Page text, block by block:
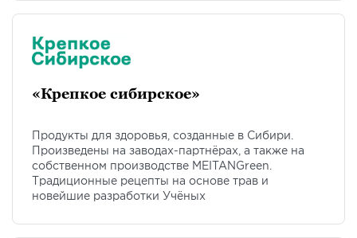
«Крепкое сибирское»
Продукты для здоровья, созданные в Сибири.
Произведены на заводах-партнёрах, а также на
собственном производстве MEITANGreen.
Традиционные рецепты на основе трав и
новейшие разработки Учёных